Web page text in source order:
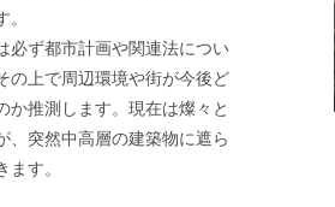
必ず都市計画や関連法につい
の上で周辺環境や街が今後ど
か推測します。現在は燦々と
、突然中高層の建築物に遮ら
す。